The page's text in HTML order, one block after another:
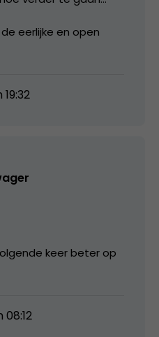
eerlijke en open
keer beter op